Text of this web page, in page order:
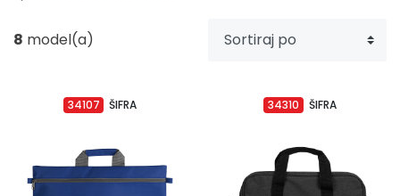
8 model(a)
ŠIFRA
34107 ŠIFRA
34310
Upaljači
Tech portfolio